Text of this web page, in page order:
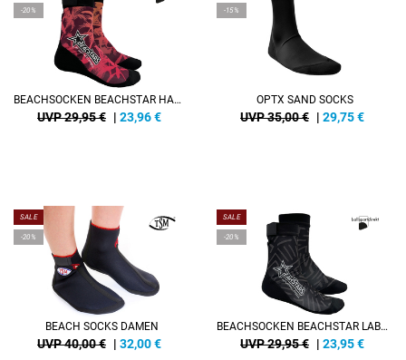
-20%
BEACHSOCKEN BEACHSTAR HAWAII
UVP 29,95 € | 23,96€
-15%
OPTX SAND SOCKS
UVP 35,00 € | 29,75€
SALE
-20%
BEACH SOCKS DAMEN
UVP 40,00 € | 32,00€
SALE
-20%
BEACHSOCKEN BEACHSTAR LABYRINTH
UVP 29,95 € | 23,95€